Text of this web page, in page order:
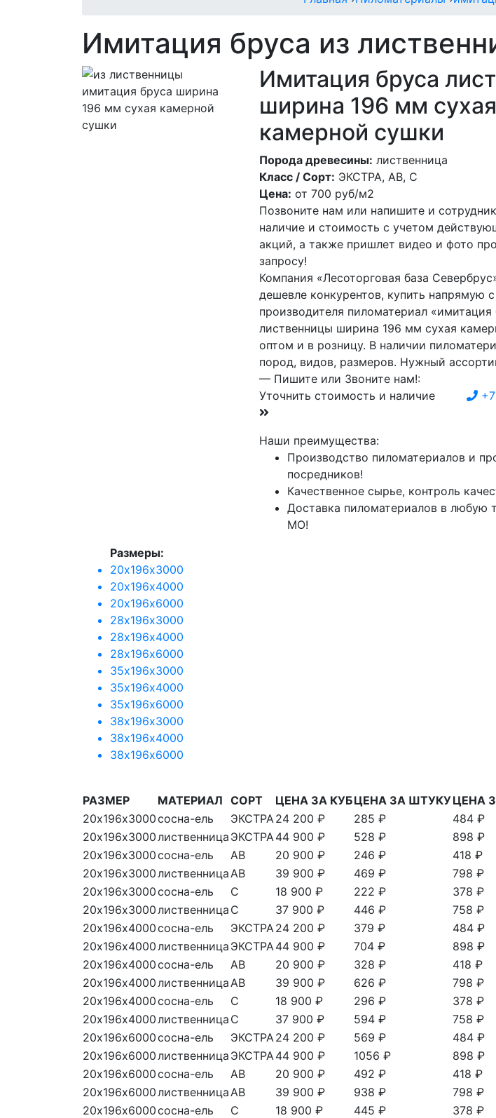
Имитация бруса из
Имитация бруса
ширина 196 мм сухая
камерной сушки
Порода древесины: лиственница
Класс / Сорт: ЭКСТРА, АВ, С
Цена: от700 руб/м2
Позвоните нам или напишите и
наличие и стоимость с учетом
акций, а также пришлет видео и фото
запросу!
Компания «Лесоторговая база
дешевле конкурентов, купить напрямую
производителя пиломатериал «имитация
лиственницы ширина 196 мм сухая
оптом и в розницу. В наличии
пород, видов, размеров. Нужный
— Пишите или Звоните нам!:
Уточнить стоимость и наличие
+7
Наши преимущества:
Производство пиломатериалов и
посредников!
Качественное сырье, контроль
Доставка пиломатериалов в любую
МО!
Размеры:
20х196х3000
20х196х4000
20х196х6000
28х196х3000
28х196х4000
28х196х6000
35х196х3000
35х196х4000
35х196х6000
38х196х3000
38х196х4000
38х196х6000
РАЗМЕР МАТЕРИАЛ СОРТ ЦЕНА ЗА КУБЦЕНА ЗА ШТУКУЦЕНА
20х196х3000сосна-ель ЭКСТРА24 200 ₽ 285 ₽
484 ₽
20х196х3000лиственница ЭКСТРА44 900 ₽ 528 ₽
898 ₽
20х196х3000сосна-ель АВ 20 900 ₽ 246 ₽
418 ₽
20х196х3000лиственницаАВ 39 900 ₽ 469 ₽
798 ₽
20х196х3000сосна-ель С 18 900 ₽ 222 ₽
378 ₽
20х196х3000лиственница С 37 900 ₽ 446 ₽
758 ₽
20х196х4000сосна-ель ЭКСТРА24 200 ₽ 379 ₽
484 ₽
20х196х4000лиственница ЭКСТРА44 900 ₽ 704 ₽
898 ₽
20х196х4000сосна-ель АВ 20 900 ₽ 328 ₽
418 ₽
20х196х4000лиственницаАВ 39 900 ₽ 626 ₽
798 ₽
20х196х4000сосна-ель С 18 900 ₽ 296 ₽
378 ₽
20х196х4000лиственница С 37 900 ₽ 594 ₽
758 ₽
20х196х6000сосна-ель ЭКСТРА24 200 ₽ 569 ₽
484 ₽
20х196х6000лиственница ЭКСТРА44 900 ₽ 1056 ₽
898 ₽
20х196х6000сосна-ель АВ 20 900 ₽ 492 ₽
418 ₽
20х196х6000лиственницаАВ 39 900 ₽ 938 ₽
798 ₽
20х196х6000сосна-ель С 18 900 ₽ 445 ₽
378 ₽